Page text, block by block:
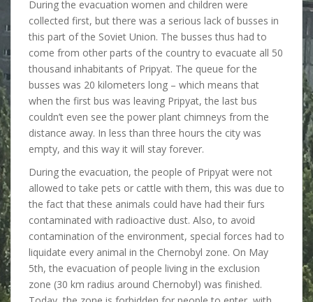
During the evacuation women and children were
collected first, but there was a serious lack of busses in
this part of the Soviet Union. The busses thus had to
come from other parts of the country to evacuate all 50
thousand inhabitants of Pripyat. The queue for the
busses was 20 kilometers long – which means that
when the first bus was leaving Pripyat, the last bus
couldn’t even see the power plant chimneys from the
distance away. In less than three hours the city was
empty, and this way it will stay forever.
During the evacuation, the people of Pripyat were not
allowed to take pets or cattle with them, this was due to
the fact that these animals could have had their furs
contaminated with radioactive dust. Also, to avoid
contamination of the environment, special forces had to
liquidate every animal in the Chernobyl zone. On May
5th, the evacuation of people living in the exclusion
zone (30 km radius around Chernobyl) was finished.